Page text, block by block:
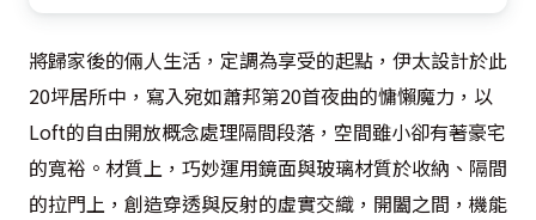
將歸家後的倆人生活，定調為享受的起點，伊太設計於此
20坪居所中，寫入宛如蕭邦第20首夜曲的慵懶魔力，以
Loft的自由開放概念處理隔間段落，空間雖小卻有著豪宅
的寬裕。材質上，巧妙運用鏡面與玻璃材質於收納、隔間
的拉門上，創造穿透與反射的虛實交織，開闔之間，機能